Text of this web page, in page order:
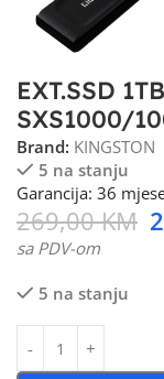
EXT.SSD
SXS1000/
Brand: KINGSTON
5 na stanju
Garancija: 36
269,00KM
sa PDV-om
5 na stanju